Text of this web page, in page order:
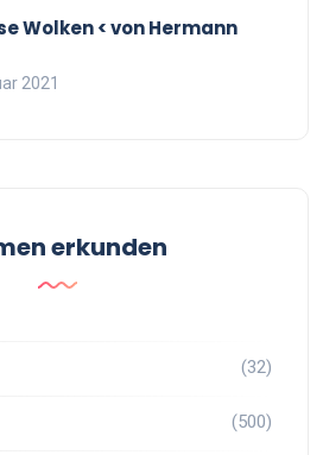
Wolken < von Hermann
2021
erkunden
(32)
(500)